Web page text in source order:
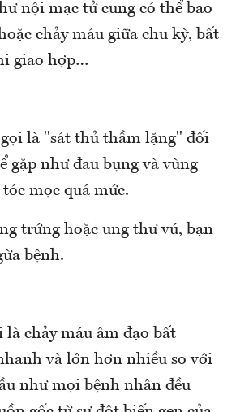
nội mạc tử cung có thể bao
chảy máu giữa chu kỳ, bất
giao hợp…
là "sát thủ thầm lặng" đối
gặp như đau bụng và vùng
mọc quá mức.
trứng hoặc ung thư vú, bạn
bệnh.
chảy máu âm đạo bất
và lớn hơn nhiều so với
như mọi bệnh nhân đều